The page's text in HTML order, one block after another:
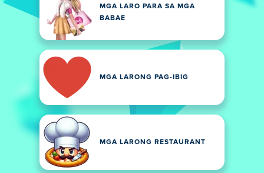
MGA LARO PARA SA MGA
BABAE
MGA LARONG PAG-IBIG
MGA LARONG RESTAURANT